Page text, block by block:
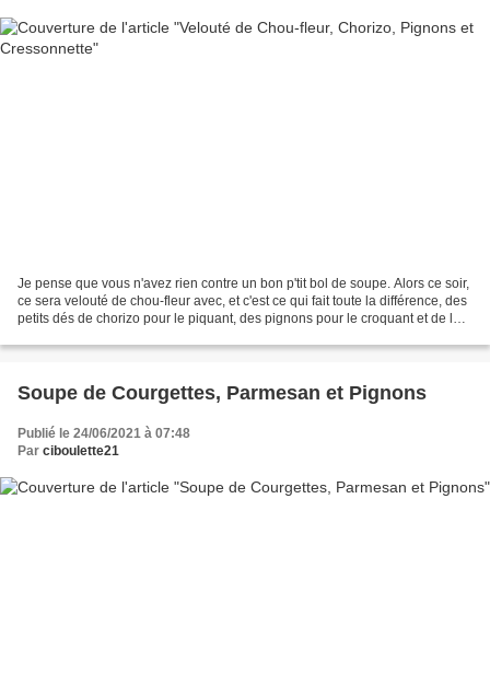
Je pense que vous n'avez rien contre un bon p'tit bol de soupe. Alors ce soir,
ce sera velouté de chou-fleur avec, et c'est ce qui fait toute la différence, des
petits dés de chorizo pour le piquant, des pignons pour le croquant et de la
Soupe de Courgettes, Parmesan et Pignons
Publié le 24/06/2021 à 07:48
Par ciboulette21